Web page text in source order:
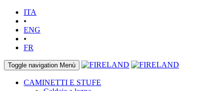
ITA
•
ENG
•
FR
Toggle navigation Menù
CAMINETTI E STUFE